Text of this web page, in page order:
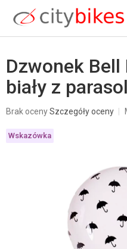
treści
Dzwonek Bell
biały z
Średnia
produktu
wynosi
Brak ocenySzczegóły oceny
Wskazówka